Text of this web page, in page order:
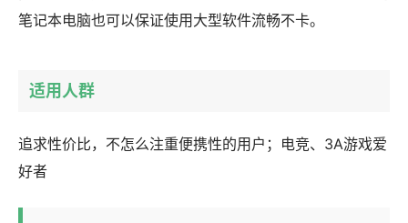
笔记本电脑也可以保证使用大型软件流畅不卡。
适用人群
追求性价比，不怎么注重便携性的用户；电竞、3A游戏爱
好者